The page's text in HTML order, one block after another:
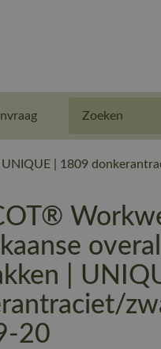
| 1809
|
20